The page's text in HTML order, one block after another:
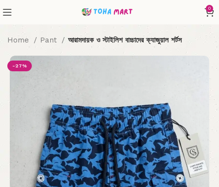
0
Home Pant আরামদায়ক ও স্টাইলিশ বাচ্চাদের ক্যাজুয়াল শর্টস
-27%